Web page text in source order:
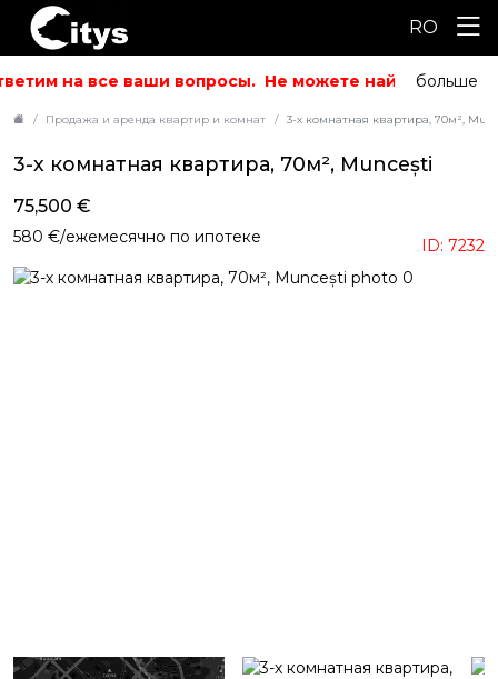
RO
на все ваши вопросы. Не можете найти то, что
больше
Продажа и аренда квартир и комнат 3-х комнатная квартира, 70м²,
3-х комнатная квартира, 70м², Muncești
ID: 7232
75,500 €
580 €/ежемесячно по ипотеке